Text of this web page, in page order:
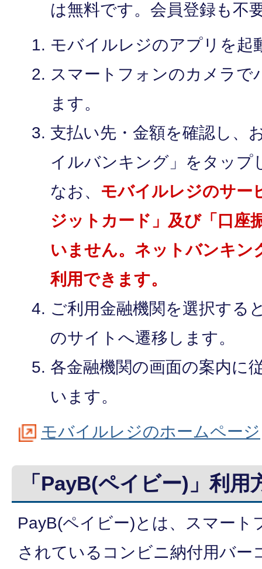
は無料です。会員登録も不
モバイルレジのアプリを起
スマートフォンのカメラで
ます。
支払い先・金額を確認し、
イルバンキング」をタップ
なお、 モバイルレジのサー
ジットカード」及び「口座
いません。ネットバンキン
利用できます。
ご利用金融機関を選択する
のサイトへ遷移します。
各金融機関の画面の案内に
います。
モバイルレジのホームページ
「PayB(ペイビー)」利用
PayB(ペイビー)とは、スマート
されているコンビニ納付用バー